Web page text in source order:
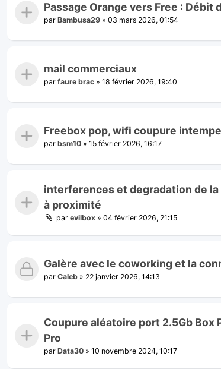
Passage Orange vers Free : Débit
par Bambusa29 » 03 mars 2026, 01:54
mail commerciaux
par faure brac » 18 février 2026, 19:40
Freebox pop, wifi coupure
par bsm10 » 15 février 2026, 16:17
interferences et degradation de
à proximité
par evilbox » 04 février 2026, 21:15
Galère avec le coworking et la
par Caleb » 22 janvier 2026, 14:13
Coupure aléatoire port 2.5Gb Box
Pro
par Data30 » 10 novembre 2024, 10:17